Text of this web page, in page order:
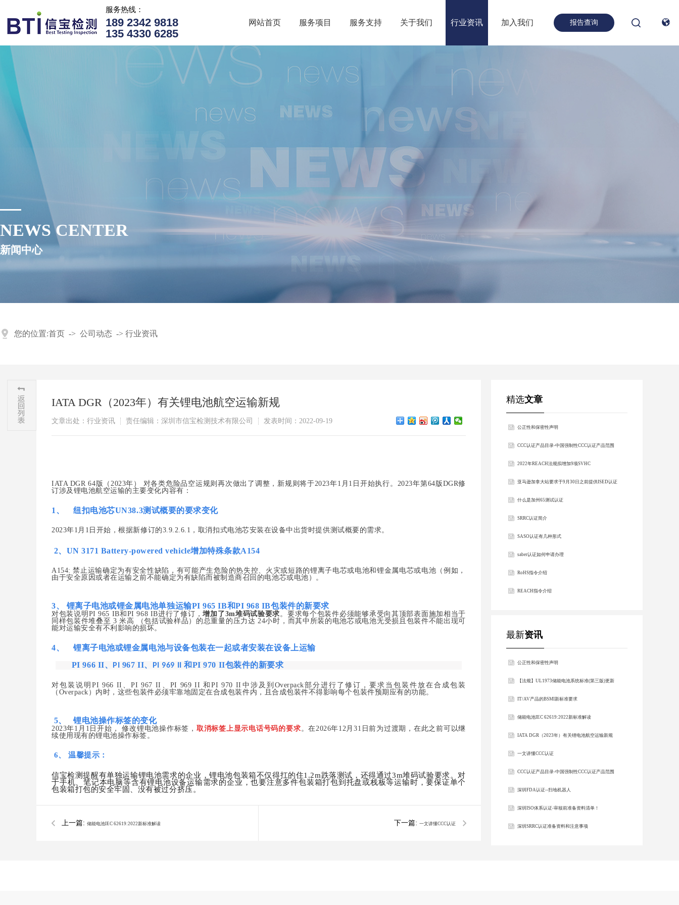
服务热线：
189 2342 9818
135 4330 6285
网站首页 服务项目 服务支持 关于我们 行业资讯 加入我们 报告查询 
NEWS CENTER
新闻中心
您的位置:首页 -> 公司动态 -> 行业资讯
IATA DGR（2023年）有关锂电池航空运输新规
文章出处：行业资讯 责任编辑：深圳市信宝检测技术有限公司 发表时间：2022-09-19
​IATA DGR 64版 （2023年 ） 对各类危险品空运规则再次做出了调整，新规则将于2023年1月1日开始执行。2023年第64版DGR修
订涉及锂电池航空运输的主要变化内容有：
1、纽扣电池芯UN38.3测试概要的要求变化
2023年1月1日开始，根据新修订的3.9.2.6.1，取消扣式电池芯安装在设备中出货时提供测试概要的需求。
2、UN 3171 Battery-powered vehicle增加特殊条款A154
A154: 禁止运输确定为有安全性缺陷，有可能产生危险的热失控、火灾或短路的锂离子电芯或电池和锂金属电芯或电池（例如，
由于安全原因或者在运输之前不能确定为有缺陷而被制造商召回的电池芯或电池）。
3、 锂离子电池或锂金属电池单独运输PI 965 IB和PI 968 IB包装件的新要求
对包装说明 PI 965 IB和PI 968 IB进行了修订，增加了3m堆码试验要求。要求每个包装件必须能够承受向其顶部表面施加相当于
同样包装件堆叠至 3 米高 （包括试验样品）的总重量的压力达 24小时，而其中所装的电池芯或电池无受损且包装件不能出现可
能对运输安全有不利影响的损坏。
4、
锂离子电池或锂金属电池与设备包装在一起或者安装在设备上运输
PI 966 II、 PI 967 II、 PI 969 II和PI 970 II包装件的新要求
对包装说明PI 966 II、PI 967 II、PI 969 II 和PI 970 II中涉及到Overpack部分进行了修订，要求 当包装件放在合成包装
（Overpack ）内时，这些包装件必须牢靠地固定在合成包装件内，且合成包装件不得影响每个包装件预期应有的功能。
5、锂电池操作标签的变化
2023年1月1日开始 ， 修改锂电池操作标签， 取消标签上显示电话号码的要求。在2026年12月31日前为过渡期，在此之前可以继
续使用现有的锂电池操作标签。
6、 温馨提示：
信宝检测提醒有单独运输锂电池需求的企业，锂电池包装箱不仅得扛的住1.2m跌落测试，还得通过3m堆码试验要求。对
于手机、笔记本电脑等含有锂电池设备运输需求的企业，也要注意多件包装箱打包到托盘或栈板等运输时，要保证单个
包装箱打包的安全牢固、没有被过分挤压。
上一篇: 储能电池IEC 62619:2022新标准解读 下一篇: 一文讲懂CCC认证
精选文章
公正性和保密性声明
​CCC认证产品目录-中国强制性CCC认证产品范围
2022最新版
2022年REACH法规拟增加9项SVHC
亚马逊加拿大站要求于9月30日之前提供ISED认证
合规信息，否则相关产品将强制下架
什么是加州65测试认证
SRRC认证简介
SASO认证有几种形式
saber认证如何申请办理
RoHS指令介绍
REACH指令介绍
最新资讯
公正性和保密性声明
【法规】UL1973储能电池系统标准(第三版)更新
解析
IT/AV产品的BSMI新标准要求
储能电池IEC 62619:2022新标准解读
IATA DGR（2023年）有关锂电池航空运输新规
一文讲懂CCC认证
​CCC认证产品目录-中国强制性CCC认证产品范围
2022最新版
深圳FDA认证--扫地机器人
深圳ISO体系认证-审核前准备资料清单！
深圳SRRC认证准备资料和注意事项